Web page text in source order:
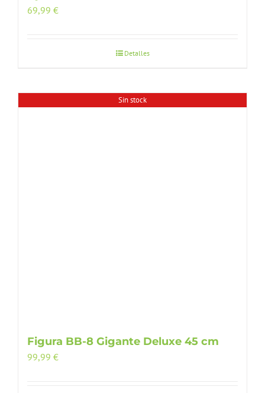
69,99 €
Detalles
Sin stock
Figura BB-8 Gigante Deluxe 45 cm
99,99 €